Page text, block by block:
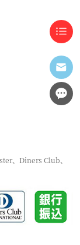
、Diners Club、